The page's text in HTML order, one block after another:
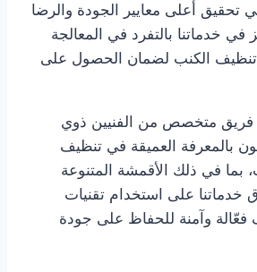
تحقيق أعلى معايير الجودة والرضا
في خدماتنا بالتفرد في المعالجة
تنظيف الكنب لضمان الحصول على
فريق متخصص من الفنيين ذوي
بالمعرفة العميقة في تنظيف
بما في ذلك الأقمشة المتنوعة
خدماتنا على استخدام تقنيات
فعّالة وآمنة للحفاظ على جودة